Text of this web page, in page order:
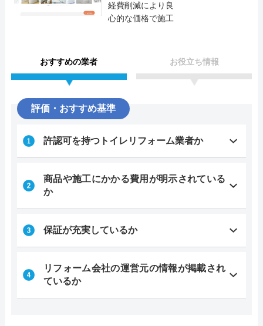
経費削減により良
心的な価格で施工
おすすめの業者 お役立ち情報
評価・おすすめ基準
許認可を持つトイレリフォーム業者か
商品や施工にかかる費用が明示されている
か
保証が充実しているか
リフォーム会社の運営元の情報が掲載され
ているか